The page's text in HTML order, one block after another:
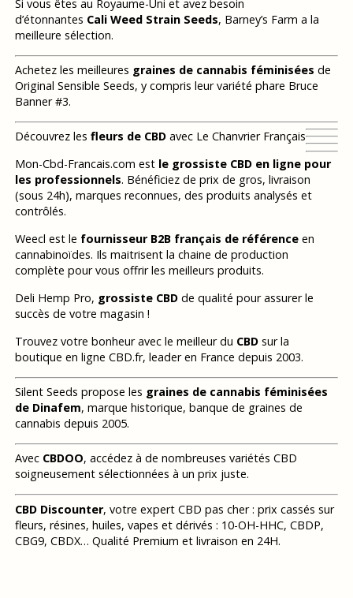
Si vous êtes au Royaume-Uni et avez besoin
d’étonnantes Cali Weed Strain Seeds, Barney’s Farm a la
meilleure sélection.
Achetez les meilleures graines de cannabis féminisées de
Original Sensible Seeds, y compris leur variété phare Bruce
Banner #3.
Découvrez les fleurs de CBDavec Le Chanvrier Français
Mon-Cbd-Francais.com est le grossiste CBD en ligne pour
les professionnels. Bénéficiez de prix de gros, livraison
(sous 24h), marques reconnues, des produits analysés et
contrôlés.
Weecl est le fournisseur B2B français de référenceen
cannabinoïdes. Ils maitrisent la chaine de production
complète pour vous offrir les meilleurs produits.
Deli Hemp Pro, grossiste CBDde qualité pour assurer le
succès de votre magasin !
Trouvez votre bonheur avec le meilleur du CBDsur la
boutique en ligne CBD.fr, leader en France depuis 2003.
Silent Seeds propose les graines de cannabis féminisées
de Dinafem, marque historique, banque de graines de
cannabis depuis 2005.
Avec CBDOO, accédez à de nombreuses variétés CBD
soigneusement sélectionnées à un prix juste.
CBD Discounter, votre expert CBD pas cher : prix cassés sur
fleurs, résines, huiles, vapes et dérivés : 10-OH-HHC, CBDP,
CBG9, CBDX… Qualité Premium et livraison en 24H.